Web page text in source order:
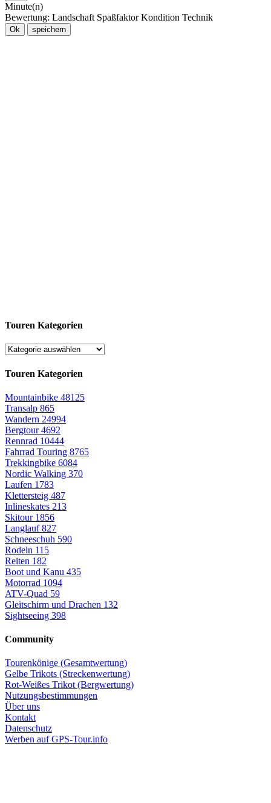
Minute(n)
Bewertung: Landschaft Spaßfaktor Kondition Technik
Ok speichern
Touren Kategorien
Touren Kategorien
Mountainbike 48125
Transalp 865
Wandern 24994
Bergtour4692
Rennrad 10444
Fahrrad Touring 8765
Trekkingbike 6084
Nordic Walking 370
Laufen 1783
Klettersteig 487
Inlineskates 213
Skitour 1856
Langlauf827
Schneeschuh 590
Rodeln 115
Reiten 182
Boot und Kanu 435
Motorrad 1094
ATV-Quad 59
Gleitschirm und Drachen 132
Sightseeing 398
Community
Tourenkönige (Gesamtwertung)
Gelbe Trikots (Streckenwertung)
Rot-Weißes Trikot (Bergwertung)
Nutzungsbestimmungen
Über uns
Kontakt
Datenschutz
Werben auf GPS-Tour.info